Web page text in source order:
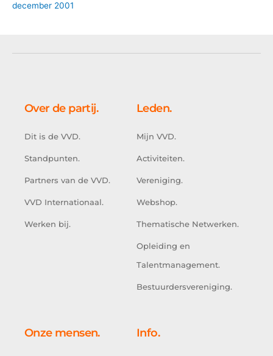
december 2001
Over de partij.
Dit is de VVD.
Standpunten.
Partners van de VVD.
VVD Internationaal.
Werken bij.
Leden.
Mijn VVD.
Activiteiten.
Vereniging.
Webshop.
Thematische Netwerken.
Opleiding en
Talentmanagement.
Bestuurdersvereniging.
Onze mensen. Info.